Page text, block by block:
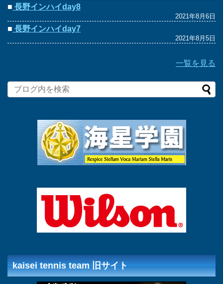
■ 長野インハイday8
2021年8月6日
■ 長野インハイday7
2021年8月5日
一覧を見る
kaisei tennis team 旧サイト